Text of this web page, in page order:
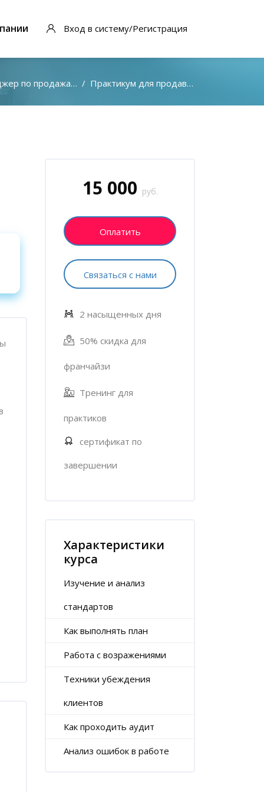
Вход в систему/Регистрация
продажам автозапчастей Практикум для продавцов
15 000 руб.
Оплатить
Связаться с нами
2 насыщенных дня
50% скидка для
франчайзи
Тренинг для
практиков
сертификат по
завершении
Характеристики
курса
Изучение и анализ
стандартов
Как выполнять план
Работа с возражениями
Техники убеждения
клиентов
Как проходить аудит
Анализ ошибок в работе